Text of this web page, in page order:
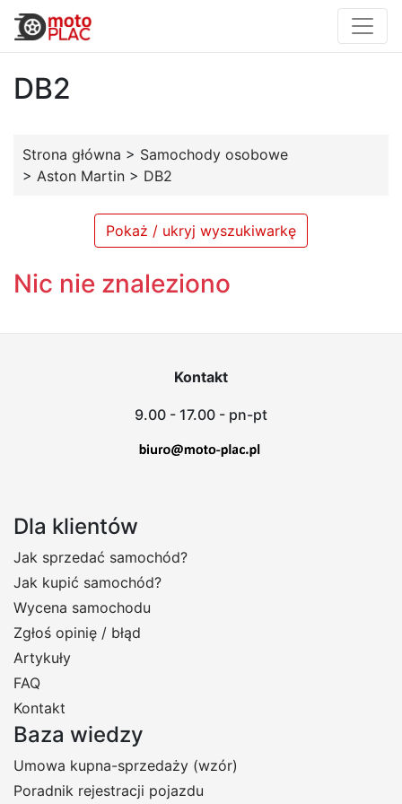
DB2
Strona główna > Samochody osobowe
> Aston Martin > DB2
Pokaż / ukryj wyszukiwarkę
Nic nie znaleziono
Kontakt
9.00 - 17.00 - pn-pt
Dla klientów
Jak sprzedać samochód?
Jak kupić samochód?
Wycena samochodu
Zgłoś opinię / błąd
Artykuły
FAQ
Kontakt
Baza wiedzy
Umowa kupna-sprzedaży (wzór)
Poradnik rejestracji pojazdu